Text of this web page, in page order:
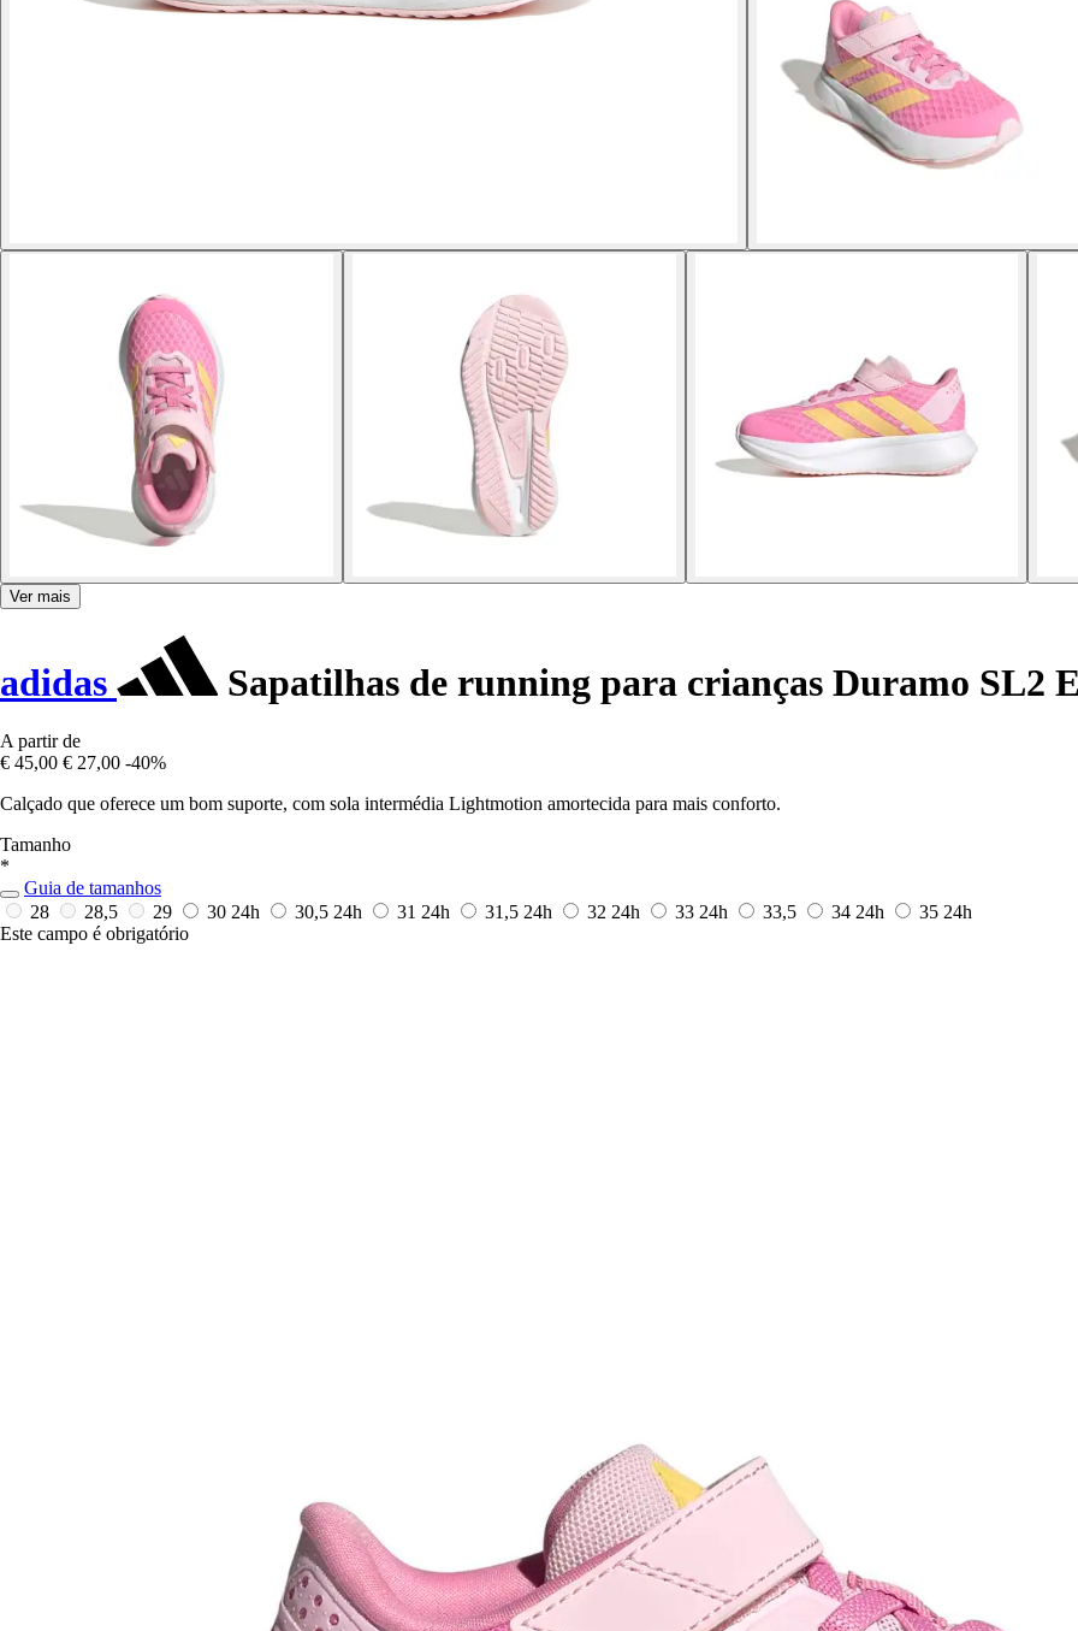
Ver mais
adidas Sapatilhas de running para crianças Duramo SL2
A partir de
€ 45,00 € 27,00 -40%
Calçado que oferece um bom suporte, com sola intermédia Lightmotion amortecida para mais conforto.
Tamanho
*
Guia de tamanhos
28
28,5 29 30 24h 30,5 24h 31 24h 31,5 24h 32 24h 33 24h 33,5 34 24h 35 24h
Este campo é obrigatório